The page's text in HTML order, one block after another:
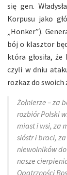
się gen.
Korpusu jako
„Honker”).
bój o klasztor
która głosiła,
czyli w dniu
rozkaz do swoich
Żołnierze – za
rozbiór Polski
miast i wsi, za
sióstr i braci,
niewolników
nasze
Opatrzności